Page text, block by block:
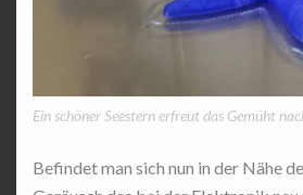
Ein schöner Seestern erfreut das Gemüht
Befindet man sich nun in der Nähe